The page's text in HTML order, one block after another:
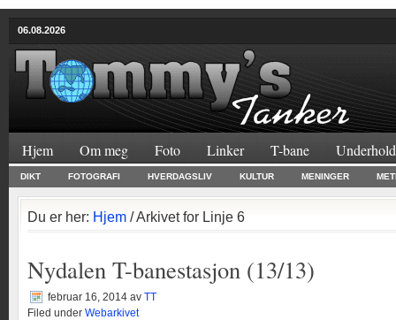
06.08.2026
Hjem Om meg Foto Linker T-bane
DIKT FOTOGRAFI HVERDAGSLIV KULTUR MENINGER
Du er her: Hjem / Arkivet for Linje 6
Nydalen T-banestasjon (13/13)
februar 16, 2014 av TT
Filed under Webarkivet